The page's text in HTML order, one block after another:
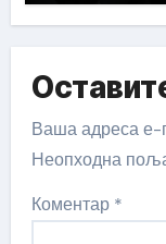
Ваша адреса е-
Неопходна
Коментар *